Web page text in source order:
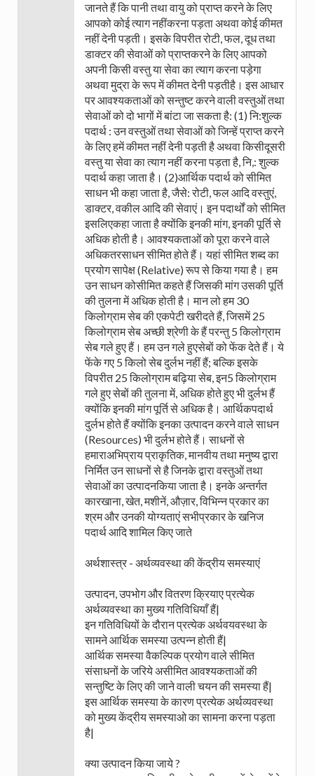
जानते हैं कि पानी तथा वायु को प्राप्त करने के लिए
आपको कोई त्याग नहींकरना पड़ता अथवा कोई कीमत
नहीं देनी पड़ती। इसके विपरीत रोटी, फल, दूध तथा
डाक्टर की सेवाओं को प्राप्तकरने के लिए आपको
अपनी किसी वस्तु या सेवा का त्याग करना पड़ेगा
अथवा मुद्रा के रूप में कीमत देनी पड़तीहै। इस आधार
पर आवश्यकताओं को सन्तुष्ट करने वाली वस्तुओं तथा
सेवाओं को दो भागों में बांटा जा सकता है: (1) नि:शुल्क
पदार्थ : उन वस्तुओं तथा सेवाओं को जिन्हें प्राप्त करने
के लिए हमें कीमत नहीं देनी पड़ती है अथवा किसीदूसरी
वस्तु या सेवा का त्याग नहीं करना पड़ता है, नि,: शुल्क
पदार्थ कहा जाता है। (2)आर्थिक पदार्थ को सीमित
साधन भी कहा जाता है, जैसे: रोटी, फल आदि वस्तुएं,
डाक्टर, वकील आदि की सेवाएं। इन पदार्थों को सीमित
इसलिएकहा जाता है क्योंकि इनकी मांग, इनकी पूर्ति से
अधिक होती है। आवश्यकताओं को पूरा करने वाले
अधिकतरसाधन सीमित होते हैं। यहां सीमित शब्द का
प्रयोग सापेक्ष (Relative) रूप से किया गया है। हम
उन साधन कोसीमित कहते हैं जिसकी मांग उसकी पूर्ति
की तुलना में अधिक होती है। मान लो हम 30
किलोग्राम सेब की एकपेटी खरीदते हैं, जिसमें 25
किलोग्राम सेब अच्छी श्रेणी के हैं परन्तु 5 किलोग्राम
सेब गले हुए हैं। हम उन गले हुएसेबों को फेंक देते हैं। ये
फेंके गए 5 किलो सेब दुर्लभ नहीं हैं; बल्कि इसके
विपरीत 25 किलोग्राम बढ़िया सेब, इन5 किलोग्राम
गले हुए सेबों की तुलना में, अधिक होते हुए भी दुर्लभ हैं
क्योंकि इनकी मांग पूर्ति से अधिक है। आर्थिकपदार्थ
दुर्लभ होते हैं क्योंकि इनका उत्पादन करने वाले साधन
(Resources) भी दुर्लभ होते हैं। साधनों से
हमाराअभिप्राय प्राकृतिक, मानवीय तथा मनुष्य द्वारा
निर्मित उन साधनों से है जिनके द्वारा वस्तुओं तथा
सेवाओं का उत्पादनकिया जाता है। इनके अन्तर्गत
कारखाना, खेत, मशीनें, औज़ार, विभिन्न प्रकार का
श्रम और उनकी योग्यताएं सभीप्रकार के खनिज
पदार्थ आदि शामिल किए जाते
अर्थशास्त्र - अर्थव्यवस्था की केंद्रीय समस्याएं
उत्पादन, उपभोग और वितरण क्रियाए प्रत्येक
अर्थव्यवस्था का मुख्य गतिविधियाँ हैं|
इन गतिविधियों के दौरान प्रत्येक अर्थवयवस्था के
सामने आर्थिक समस्या उत्पन्न होती हैं|
आर्थिक समस्या वैकल्पिक प्रयोग वाले सीमित
संसाधनों के जरिये असीमित आवश्यकताओं की
सन्तुष्टि के लिए की जाने वाली चयन की समस्या हैं|
इस आर्थिक समस्या के कारण प्रत्येक अर्थव्यवस्था
को मुख्य केंद्रीय समस्याओ का सामना करना पड़ता
है|
क्या उत्पादन किया जाये ?